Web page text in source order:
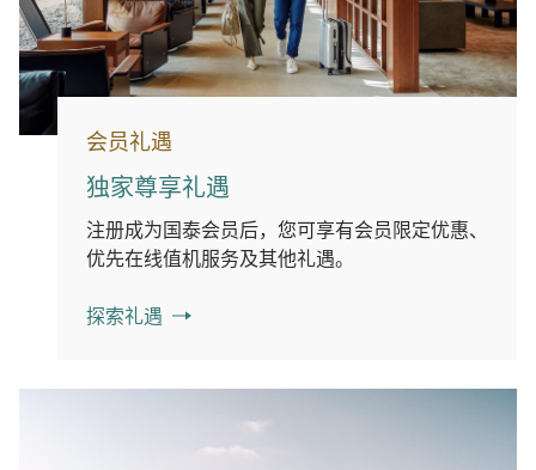
会员礼遇
独家尊享礼遇
注册成为国泰会员后，您可享有会员限定优惠、
优先在线值机服务及其他礼遇。
探索礼遇